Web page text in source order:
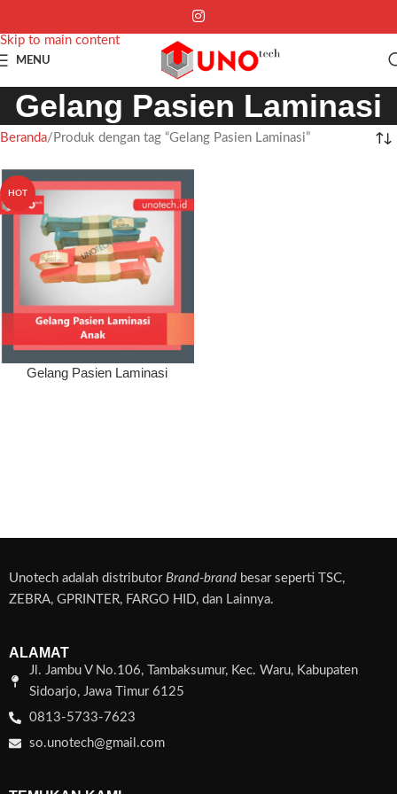
Skip to main content
MENU
Gelang Pasien Laminasi
Beranda Produk dengan tag “Gelang Pasien Laminasi”
HOT
Gelang Pasien Laminasi
Unotech adalah distributor Brand-brand besar seperti TSC,
ZEBRA, GPRINTER, FARGO HID, dan Lainnya.
ALAMAT
Jl. Jambu V No.106, Tambaksumur, Kec. Waru, Kabupaten
Sidoarjo, Jawa Timur 6125
0813-5733-7623
so.unotech@gmail.com